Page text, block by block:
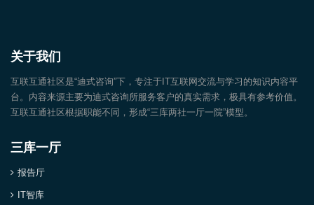
关于我们
互联互通社区是“迪式咨询”下，专注于IT互联网交流与学习的知识内容平
台。内容来源主要为迪式咨询所服务客户的真实需求，极具有参考价值。
互联互通社区根据职能不同，形成“三库两社一厅一院”模型。
三库一厅
报告厅
IT智库